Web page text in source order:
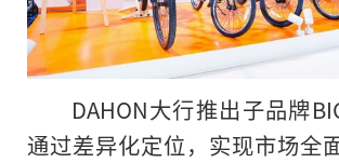
DAHON大行推出子品牌
通过差异化定位，实现市场全